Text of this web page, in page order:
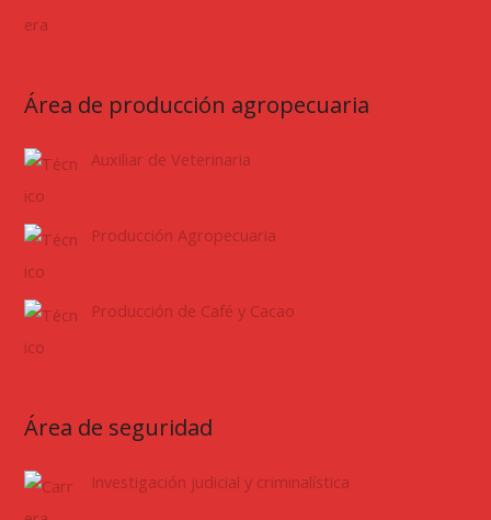
Área de producción agropecuaria
Auxiliar de Veterinaria
Producción Agropecuaria
Producción de Café y Cacao
Área de seguridad
Investigación judicial y criminalística